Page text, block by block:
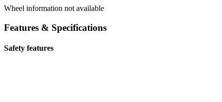
Wheel information not available
Features & Specifications
Safety features